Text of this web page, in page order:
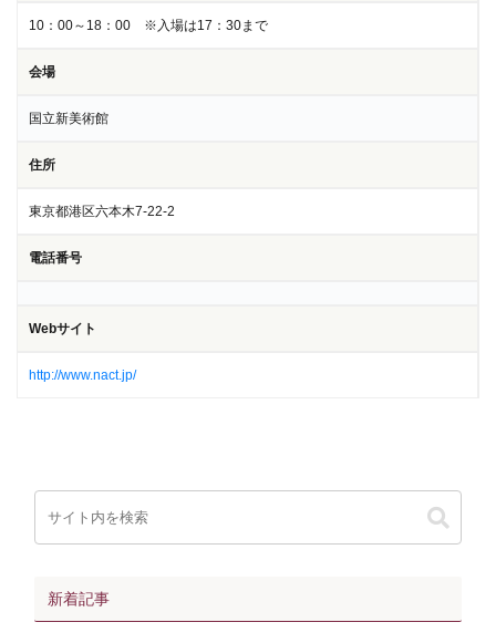
10：00～18：00 ※入場は17：30まで
会場
国立新美術館
住所
東京都港区六本木7-22-2
電話番号
Webサイト
http://www.nact.jp/
新着記事